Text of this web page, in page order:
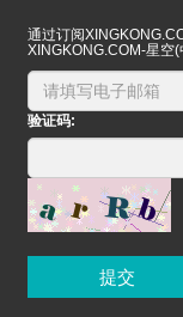
通过订阅
XINGKONG.COM-星空
验证码:
提交